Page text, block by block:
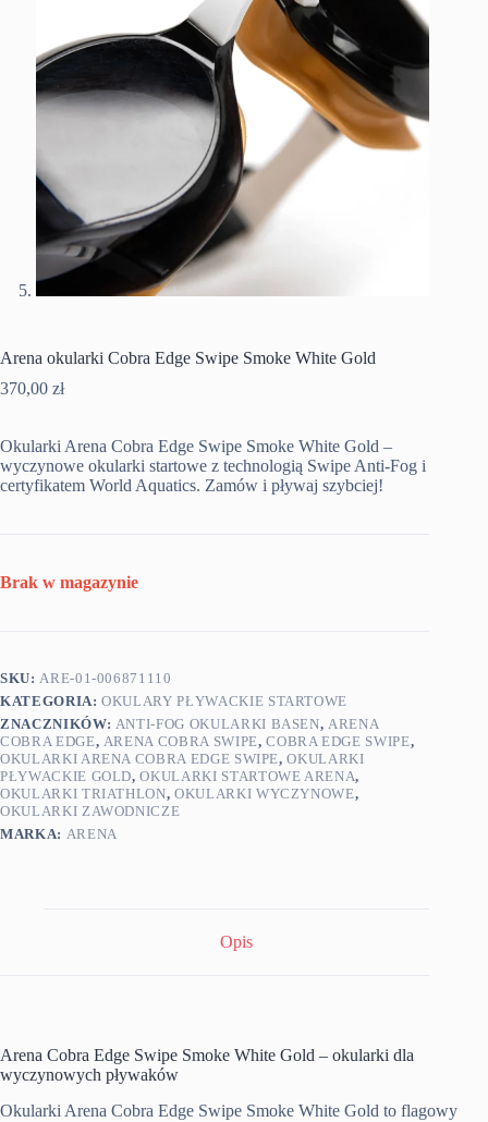
Arena okularki Cobra Edge Swipe Smoke White Gold
370,00 zł
Okularki Arena Cobra Edge Swipe Smoke White Gold –
wyczynowe okularki startowe z technologią Swipe Anti-Fog i
certyfikatem World Aquatics. Zamów i pływaj szybciej!
Brak w magazynie
SKU:ARE-01-006871110
KATEGORIA:OKULARY PŁYWACKIE STARTOWE
ZNACZNIKÓW: ANTI-FOG OKULARKI BASEN,ARENA
COBRA EDGE, ARENA COBRA SWIPE,COBRA EDGE SWIPE,
OKULARKI ARENA COBRA EDGE SWIPE,OKULARKI
PŁYWACKIE GOLD,OKULARKI STARTOWE ARENA,
OKULARKI TRIATHLON,OKULARKI WYCZYNOWE,
OKULARKI ZAWODNICZE
MARKA: ARENA
Opis
Arena Cobra Edge Swipe Smoke White Gold – okularki dla
wyczynowych pływaków
Okularki Arena Cobra Edge Swipe Smoke White Gold to flagowy